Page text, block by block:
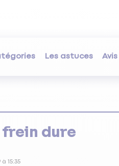
Les astuces Avis
dure
à 15:35